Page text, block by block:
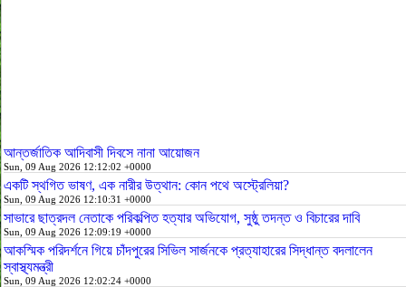
আন্তর্জাতিক আদিবাসী দিবসে নানা আয়োজন
Sun, 09 Aug 2026 12:12:02 +0000
একটি স্থগিত ভাষণ, এক নারীর উত্থান: কোন পথে অস্ট্রেলিয়া?
Sun, 09 Aug 2026 12:10:31 +0000
সাভারে ছাত্রদল নেতাকে পরিকল্পিত হত্যার অভিযোগ, সুষ্ঠু তদন্ত ও বিচারের দাবি
Sun, 09 Aug 2026 12:09:19 +0000
আকস্মিক পরিদর্শনে গিয়ে চাঁদপুরের সিভিল সার্জনকে প্রত্যাহারের সিদ্ধান্ত বদলালেন
স্বাস্থ্যমন্ত্রী
Sun, 09 Aug 2026 12:02:24 +0000